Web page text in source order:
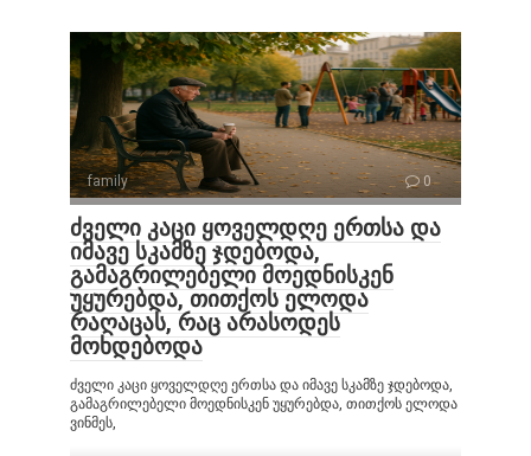
family 0
ძველი კაცი ყოველდღე ერთსა და
იმავე სკამზე ჯდებოდა,
გამაგრილებელი მოედნისკენ
უყურებდა, თითქოს ელოდა
რაღაცას, რაც არასოდეს
მოხდებოდა
ძველი კაცი ყოველდღე ერთსა და იმავე სკამზე ჯდებოდა,
გამაგრილებელი მოედნისკენ უყურებდა, თითქოს ელოდა
ვინმეს,